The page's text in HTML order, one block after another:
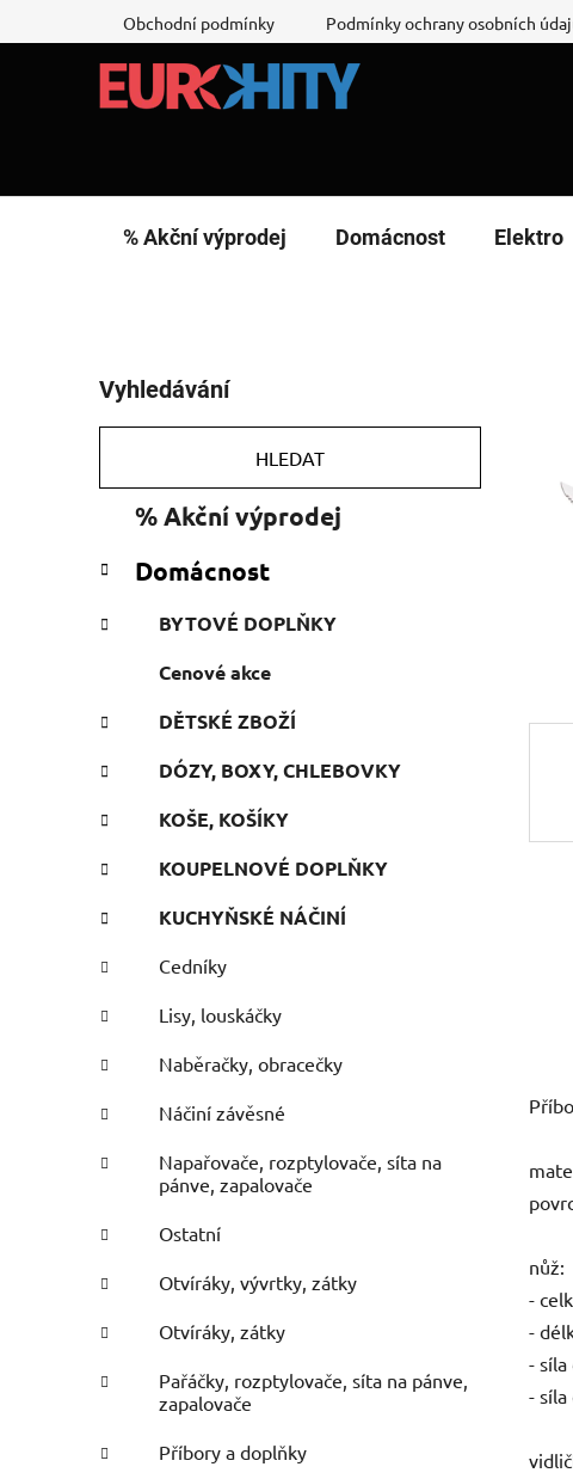
na
Obchodní podmínky Podmínky ochrany osobních
% Akční výprodej Domácnost Elektro
o
s
r
n
í
n
e
l
Vyhledávání
HLEDAT
kategorie
e
o
e
% Akční výprodej
Domácnost
BYTOVÉ DOPLŇKY
Cenové akce
DĚTSKÉ ZBOŽÍ
DÓZY, BOXY, CHLEBOVKY
KOŠE, KOŠÍKY
KOUPELNOVÉ DOPLŇKY
KUCHYŇSKÉ NÁČINÍ
Cedníky
Lisy, louskáčky
Naběračky, obracečky
Náčiní závěsné
Napařovače, rozptylovače, síta na
pánve, zapalovače
Ostatní
Otvíráky, vývrtky, zátky
Otvíráky, zátky
Pařáčky, rozptylovače, síta na pánve,
zapalovače
Příbory a doplňky
nůž:
-
-
- síla
- síla